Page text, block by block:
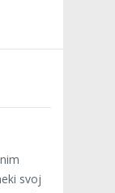
svoj